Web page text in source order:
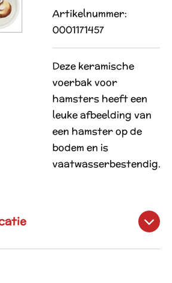
Artikelnummer:
0001171457
Deze keramische
voerbak voor
hamsters heeft een
leuke afbeelding van
een hamster op de
bodem en is
vaatwasserbestendig.